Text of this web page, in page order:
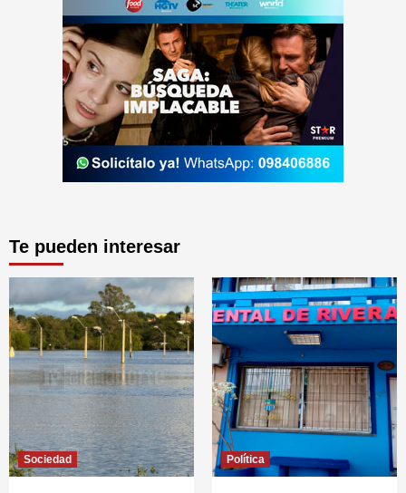
Te pueden interesar
Sociedad Política